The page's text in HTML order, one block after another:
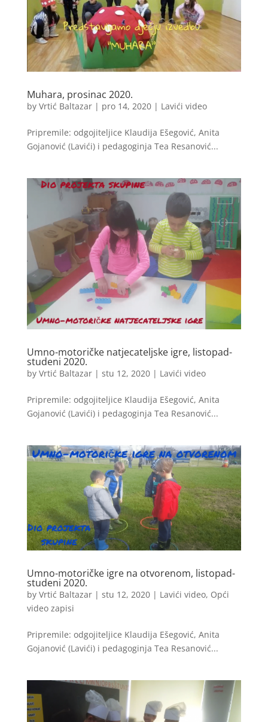
Muhara, prosinac 2020.
by Vrtić Baltazar| pro 14, 2020| Lavići video
Pripremile: odgojiteljice Klaudija Ešegović, Anita
Gojanović (Lavići) i pedagoginja Tea Resanović...
Umno-motoričke natjecateljske igre, listopad-
studeni 2020.
by Vrtić Baltazar| stu 12, 2020| Lavići video
Pripremile: odgojiteljice Klaudija Ešegović, Anita
Gojanović (Lavići) i pedagoginja Tea Resanović...
Umno-motoričke igre na otvorenom, listopad-
studeni 2020.
by Vrtić Baltazar| stu 12, 2020| Lavići video, Opći
video zapisi
Pripremile: odgojiteljice Klaudija Ešegović, Anita
Gojanović (Lavići) i pedagoginja Tea Resanović...